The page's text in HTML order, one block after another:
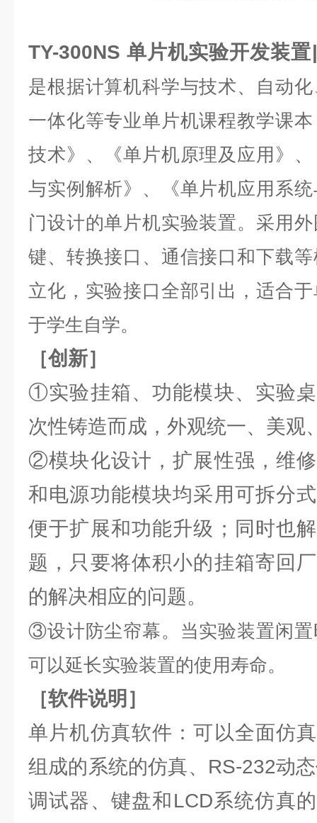
TY-300NS 单片机实验开发装
是根据计算机科学与技术、自动
一体化等专业单片机课程教学课
技术》、《单片机原理及应用》
与实例解析》、《单片机应用系
门设计的单片机实验装置。采用
键、转换接口、通信接口和下载
立化，实验接口全部引出，适合
于学生自学。
［创新］
①实验挂箱、功能模块、实验
次性铸造而成，外观统一、美观
②模块化设计，扩展性强，维
和电源功能模块均采用可拆分
便于扩展和功能升级；同时也
题，只要将体积小的挂箱寄回
的解决相应的问题。
③设计防尘帘幕。当实验装置闲
可以延长实验装置的使用寿命。
［软件说明］
单片机仿真软件：可以全面仿
组成的系统的仿真、RS-232动
调试器、键盘和LCD系统仿真